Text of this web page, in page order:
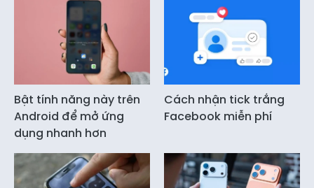
Bật tính năng này trên
Android để mở ứng
dụng nhanh hơn
Cách nhận tick trắng
Facebook miễn phí